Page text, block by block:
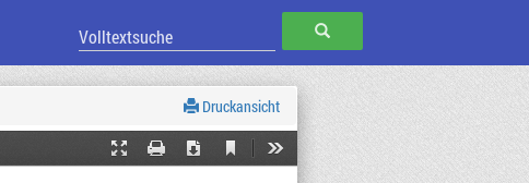
SUCHEN
Druckansicht
Presentation
Print Download
Current
Tools